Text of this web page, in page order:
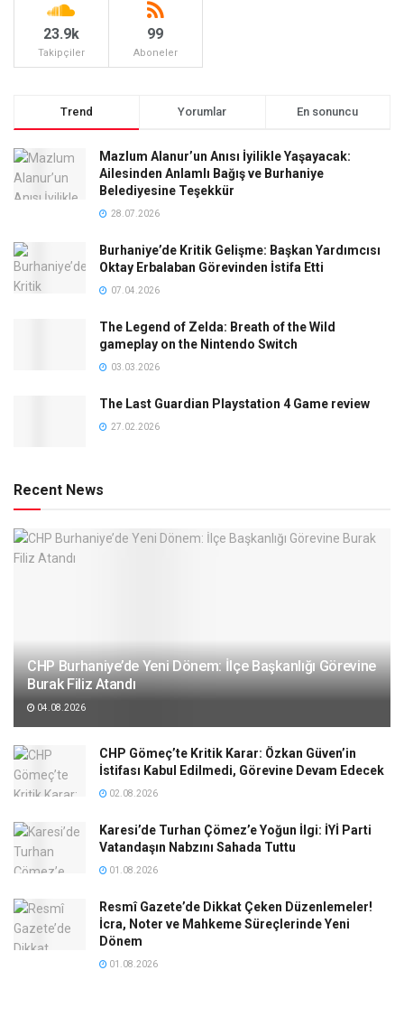
23.9k
Takipçiler
99
Aboneler
Trend Yorumlar En sonuncu
Mazlum Alanur’un Anısı İyilikle Yaşayacak:
Ailesinden Anlamlı Bağış ve Burhaniye
Belediyesine Teşekkür
28.07.2026
Burhaniye’de Kritik Gelişme: Başkan Yardımcısı
Oktay Erbalaban Görevinden İstifa Etti
07.04.2026
The Legend of Zelda: Breath of the Wild
gameplay on the Nintendo Switch
03.03.2026
The Last Guardian Playstation 4 Game review
27.02.2026
Recent News
CHP Burhaniye’de Yeni Dönem: İlçe Başkanlığı Görevine
Burak Filiz Atandı
04.08.2026
CHP Gömeç’te Kritik Karar: Özkan Güven’in
İstifası Kabul Edilmedi, Görevine Devam Edecek
02.08.2026
Karesi’de Turhan Çömez’e Yoğun İlgi: İYİ Parti
Vatandaşın Nabzını Sahada Tuttu
01.08.2026
Resmî Gazete’de Dikkat Çeken Düzenlemeler!
İcra, Noter ve Mahkeme Süreçlerinde Yeni
Dönem
01.08.2026